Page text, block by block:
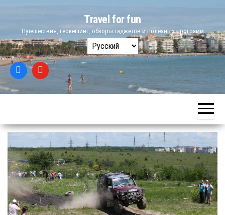
content
Travel for fun
Путешествия, геокешинг, обзоры гаджетов и полезных программ
Выбрать
язык